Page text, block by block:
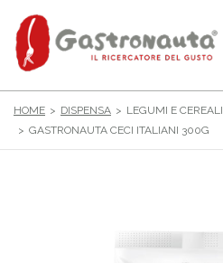
HOME DISPENSA
LEGUMI E CEREALI
GASTRONAUTA CECI ITALIANI 300G